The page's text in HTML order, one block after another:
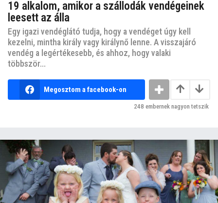
19 alkalom, amikor a szállodák vendégeinek
leesett az álla
Egy igazi vendéglátó tudja, hogy a vendéget úgy kell
kezelni, mintha király vagy királynő lenne. A visszajáró
vendég a legértékesebb, és ahhoz, hogy valaki
többször...
Megosztom a facebook-on
248 embernek nagyon tetszik